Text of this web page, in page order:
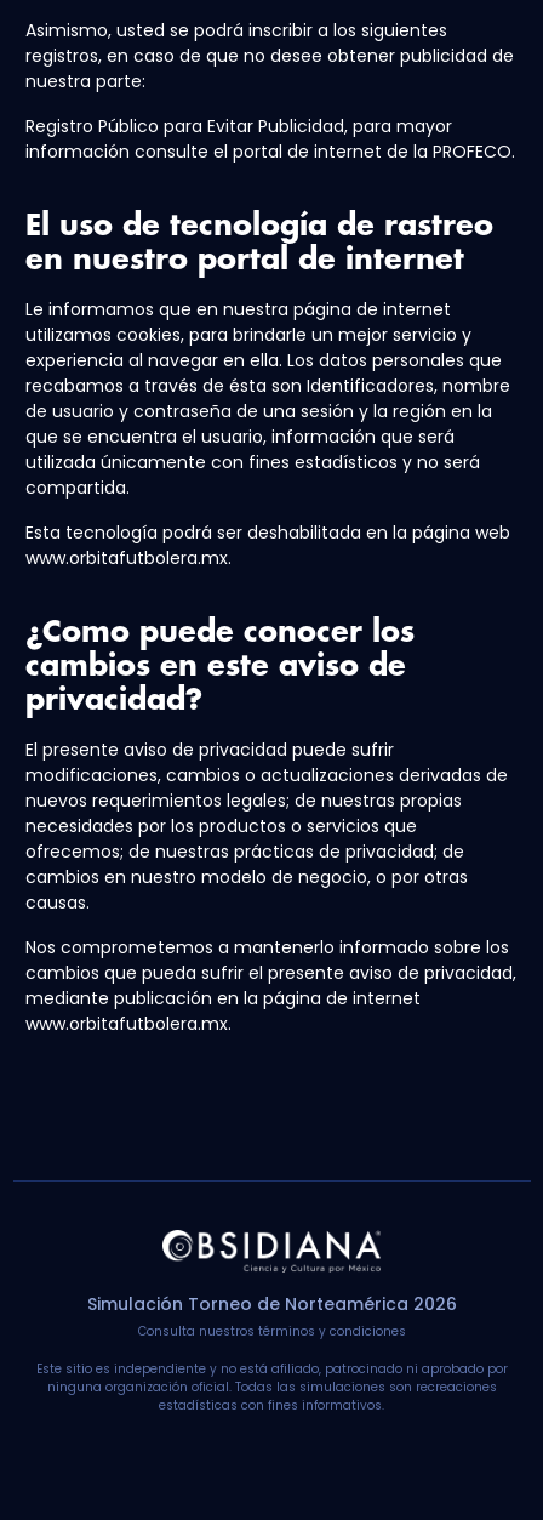
Asimismo, usted se podrá inscribir a los siguientes
registros, en caso de que no desee obtener publicidad de
nuestra parte:
Registro Público para Evitar Publicidad, para mayor
información consulte el portal de internet de la PROFECO.
El uso de tecnología de rastreo
en nuestro portal de internet
Le informamos que en nuestra página de internet
utilizamos cookies, para brindarle un mejor servicio y
experiencia al navegar en ella. Los datos personales que
recabamos a través de ésta son Identificadores, nombre
de usuario y contraseña de una sesión y la región en la
que se encuentra el usuario, información que será
utilizada únicamente con fines estadísticos y no será
compartida.
Esta tecnología podrá ser deshabilitada en la página web
www.orbitafutbolera.mx.
¿Como puede conocer los
cambios en este aviso de
privacidad?
El presente aviso de privacidad puede sufrir
modificaciones, cambios o actualizaciones derivadas de
nuevos requerimientos legales; de nuestras propias
necesidades por los productos o servicios que
ofrecemos; de nuestras prácticas de privacidad; de
cambios en nuestro modelo de negocio, o por otras
causas.
Nos comprometemos a mantenerlo informado sobre los
cambios que pueda sufrir el presente aviso de privacidad,
mediante publicación en la página de internet
www.orbitafutbolera.mx.
Simulación Torneo de Norteamérica 2026
Consulta nuestros términos y condiciones
Este sitio es independiente y no está afiliado, patrocinado ni aprobado por
ninguna organización oficial. Todas las simulaciones son recreaciones
estadísticas con fines informativos.